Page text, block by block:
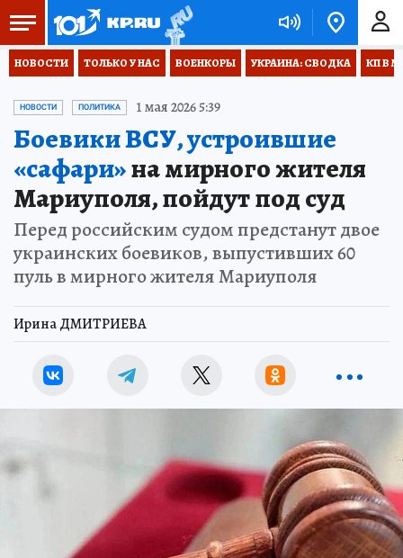
НОВОСТИ ТОЛЬКО У НАС ВОЕНКОРЫ УКРАИНА: СВОДКА КП В
НОВОСТИ ПОЛИТИКА 1 мая 2026 5:39
Боевики ВСУ, устроившие
«сафари»на мирного жителя
Мариуполя, пойдут под суд
Перед российским судом предстанут двое
украинских боевиков, выпустивших 60
пуль в мирного жителя Мариуполя
Ирина ДМИТРИЕВА